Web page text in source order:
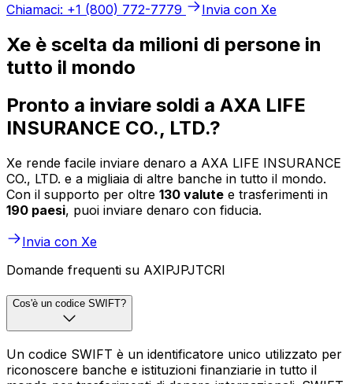
Chiamaci: +1 (800) 772-7779
Invia con Xe
Xe è scelta da milioni di persone in
tutto il mondo
Pronto a inviare soldi a AXA LIFE
INSURANCE CO., LTD.?
Xe rende facile inviare denaro a AXA LIFE INSURANCE
CO., LTD. e a migliaia di altre banche in tutto il mondo.
Con il supporto per oltre 130 valute e trasferimenti in
190 paesi, puoi inviare denaro con fiducia.
Invia con Xe
Domande frequenti su AXIPJPJTCRI
Cos'è un codice SWIFT?
Un codice SWIFT è un identificatore unico utilizzato per
riconoscere banche e istituzioni finanziarie in tutto il